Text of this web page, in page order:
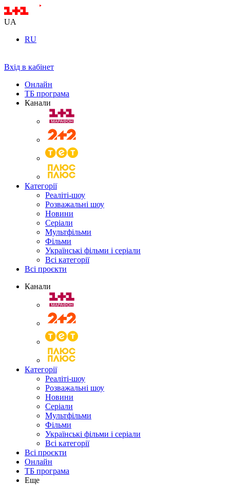
UA
RU
Вхід в кабінет
Онлайн
ТБ програма
Канали
Категорії
Реаліті-шоу
Розважальні шоу
Новини
Серіали
Мультфільми
Фільми
Українські фільми і серіали
Всі категорії
Всі проєкти
Канали
Категорії
Реаліті-шоу
Розважальні шоу
Новини
Серіали
Мультфільми
Фільми
Українські фільми і серіали
Всі категорії
Всі проєкти
Онлайн
ТБ програма
Еще